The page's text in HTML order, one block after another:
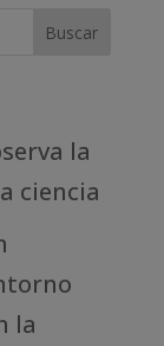
la
ciencia
la